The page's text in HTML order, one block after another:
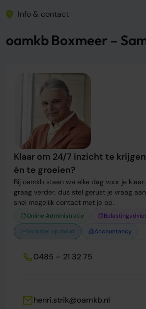
Info & contact
oamkb Boxmeer –
Klaar om 24/7 inzicht te
én te groeien?
Bij oamkb staan we elke dag voor je
graag verder, dus stel gerust je vraag
snel mogelijk contact met je op.
Online Administratie
Voorstel op maat
Accountancy
0485 – 21 32 75
henri.strik@oamkb.nl